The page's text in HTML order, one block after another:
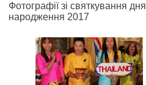
Фотографії зі святкування дня
народження 2017